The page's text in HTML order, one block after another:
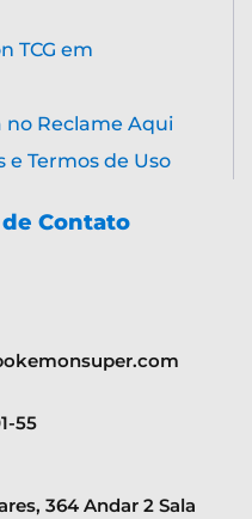
TCG em
no Reclame Aqui
e Termos de Uso
Contato
55
364 Andar 2 Sala